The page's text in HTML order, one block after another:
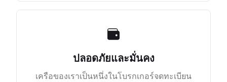
ปลอดภัยและมั่นคง
เครือของเราเป็นหนึ่งในโบรกเกอร์จดทะเบียน